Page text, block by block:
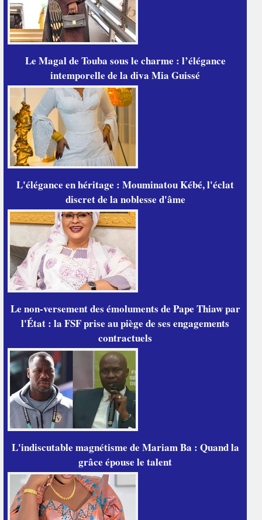
Le Magal de Touba sous le charme : l’élégance
intemporelle de la diva Mia Guissé
L'élégance en héritage : Mouminatou Kébé, l'éclat
discret de la noblesse d'âme
Le non-versement des émoluments de Pape Thiaw par
l'État : la FSF prise au piège de ses engagements
contractuels
L'indiscutable magnétisme de Mariam Ba : Quand la
grâce épouse le talent